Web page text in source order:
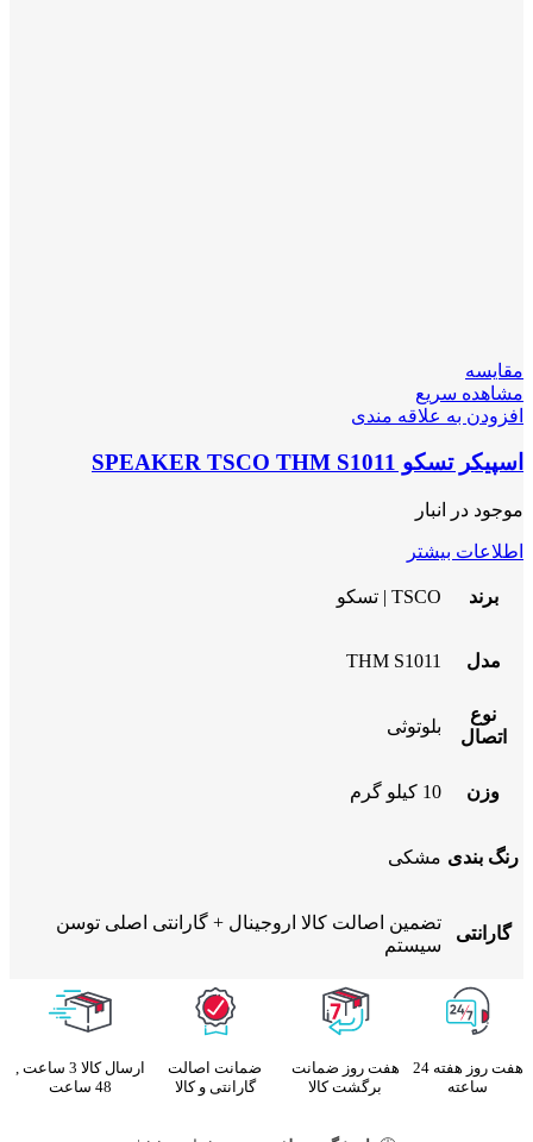
مقایسه
مشاهده سریع
افزودن به علاقه مندی
اسپیکر تسکو SPEAKER TSCO THM S1011
موجود در انبار
اطلاعات بیشتر
برند TSCO | تسکو
مدل THM S1011
نوع
اتصال
بلوتوثی
وزن 10 کیلو گرم
رنگ بندی مشکی
گارانتی
تضمین اصالت کالا اروجینال + گارانتی اصلی توسن
سیستم
هفت روز هفته 24
ساعته
هفت روز ضمانت
برگشت کالا
ضمانت اصالت
گارانتی و کالا
ارسال کالا 3 ساعت ,
48 ساعت